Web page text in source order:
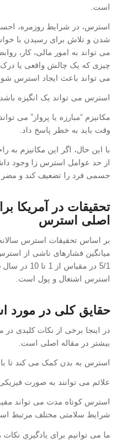
است.
استرس، در شرایط روزمره،
شدن و تلاش برای رسیدن با
می تواند به امور مالی، کار،
چیزی که یک چالش واقعی یا
می تواند باعث ایجاد استرس
استرس می تواند یک انگیزه
مکانیزم “مبارزه یا پرواز” می
وقت باید به خطر پاسخ داد.
با این حال، اگر این مکانیزم به
از حد عوامل استرس زا وجود
جسمی فرد را تضعیف کند و مضر
تحقیقات در آمریکا
اصلی استرس
بر اساس تحقیقات استرس
استرس اشتغال و پول است.
حقایق کلی در مورد
در اینجا برخی از نکات کلیدی
بیشتر در مقاله اصلی است.
استرس به بدن کمک می کند تا
علائم می توانند به صورت
استرس کوتاه مدت می تواند
شرایط سلامتی مختلف مرتبط
ما می توانیم برای یادگیریِ